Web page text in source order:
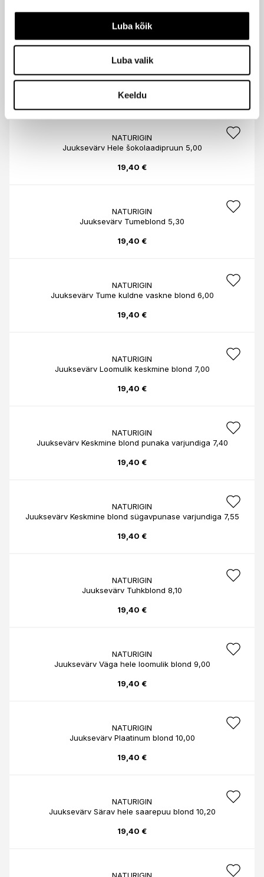
Luba kõik
Luba valik
Keeldu
NATURIGIN
Juuksevärv Vasepruun 4,60
19,40 €
NATURIGIN
Juuksevärv Hele šokolaadipruun 5,00
19,40 €
NATURIGIN
Juuksevärv Tumeblond 5,30
19,40 €
NATURIGIN
Juuksevärv Tume kuldne vaskne blond 6,00
19,40 €
NATURIGIN
Juuksevärv Loomulik keskmine blond 7,00
19,40 €
NATURIGIN
Juuksevärv Keskmine blond punaka varjundiga 7,40
19,40 €
NATURIGIN
Juuksevärv Keskmine blond sügavpunase varjundiga 7,55
19,40 €
NATURIGIN
Juuksevärv Tuhkblond 8,10
19,40 €
NATURIGIN
Juuksevärv Väga hele loomulik blond 9,00
19,40 €
NATURIGIN
Juuksevärv Plaatinum blond 10,00
19,40 €
NATURIGIN
Juuksevärv Särav hele saarepuu blond 10,20
19,40 €